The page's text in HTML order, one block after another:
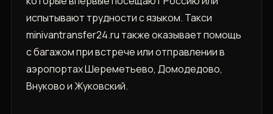
испытывают трудности с языком. Такси
minivantransfer24.ru также оказывает помощь
с багажом при встрече или отправлении в
аэропортах Шереметьево, Домодедово,
Внуково и Жуковский.